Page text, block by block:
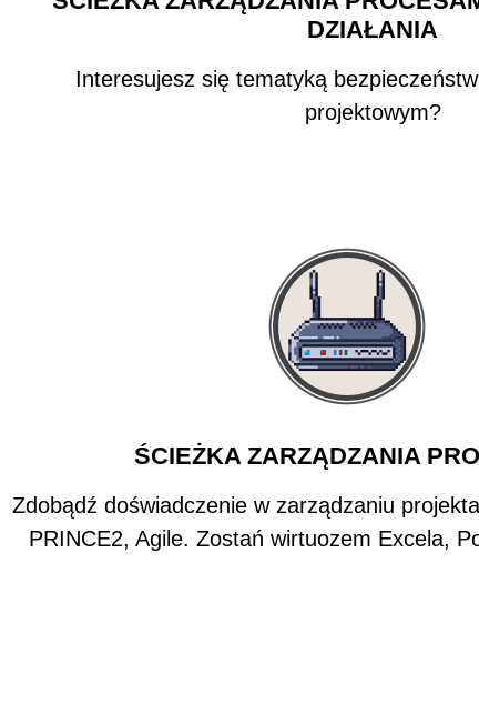
DZIAŁANIA
Interesujesz się tematyką
projektowym?
ŚCIEŻKA ZARZĄDZANIA
Zdobądź doświadczenie w zarządzaniu
PRINCE2, Agile. Zostań wirtuozem Excela,